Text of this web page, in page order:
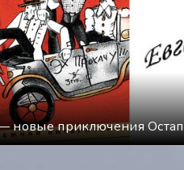
новые приключения